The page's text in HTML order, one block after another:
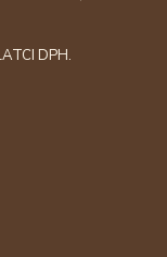
DPH.
8733